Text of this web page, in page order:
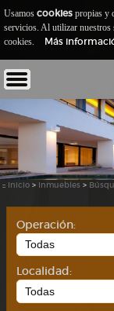
:: Inicio > Inmuebles >
Operación:
Localidad:
Usamos cookies propias y
servicios. Al utilizar nuestros
cookies.
Más